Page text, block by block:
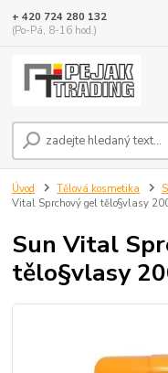
+ 420 724 280 132
(Po-Pá, 8-16 hod.)
Úvod Tělová kosmetika
Vital Sprchový gel tělo§vlasy
Sun Vital
tělo§vlasy